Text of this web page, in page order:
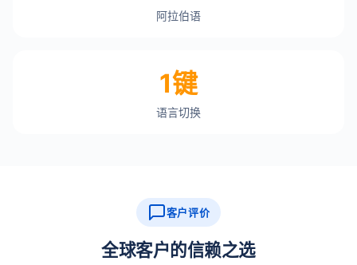
阿拉伯语
1键
语言切换
客户评价
全球客户的信赖之选